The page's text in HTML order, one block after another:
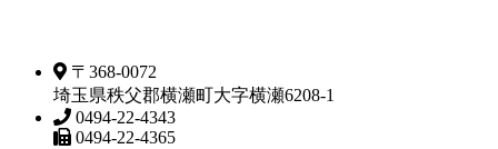
〒368-0072
埼玉県秩父郡横瀬町大字横瀬6208-1
0494-22-4343
0494-22-4365